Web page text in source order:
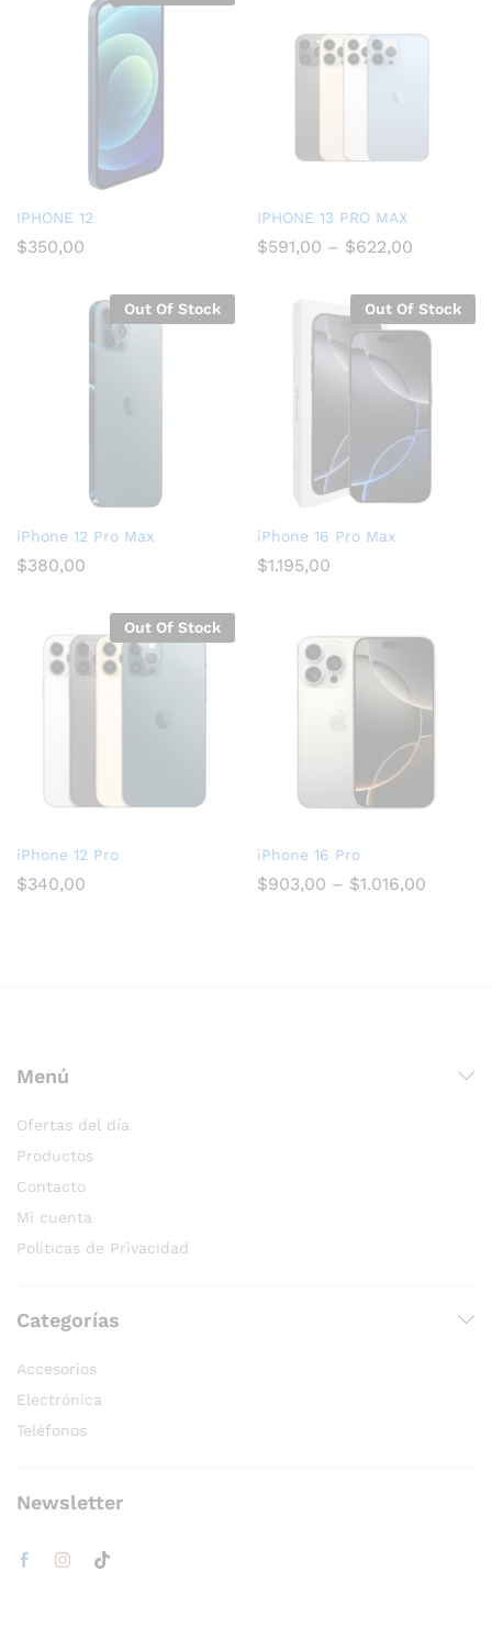
IPHONE 12
$350,00
IPHONE 13 PRO MAX
$591,00 – $622,00
Out Of Stock
iPhone 12 Pro Max
$380,00
Out Of Stock
iPhone 16 Pro Max
$1.195,00
Out Of Stock
iPhone 12 Pro
$340,00
iPhone 16 Pro
$903,00 – $1.016,00
Menú
Ofertas del día
Productos
Contacto
Mi cuenta
Políticas de Privacidad
Categorías
Accesorios
Electrónica
Teléfonos
Newsletter